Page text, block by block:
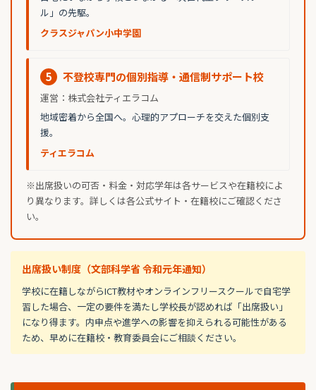
ル」の先駆。
クラスジャパン小中学園
5 不登校専門の個別指導・通信制サポート校
運営：株式会社ティエラコム
地域密着から全国へ。心理的アプローチを交えた個別支
援。
ティエラコム
※出席扱いの可否・料金・対応学年は各サービスや在籍校によ
り異なります。詳しくは各公式サイト・在籍校にご確認くださ
い。
出席扱い制度（文部科学省 令和元年通知）
学校に在籍しながらICT教材やオンラインフリースクールで自宅学
習した場合、一定の要件を満たし学校長が認めれば「出席扱い」
になり得ます。内申点や進学への影響を抑えられる可能性がある
ため、早めに在籍校・教育委員会にご相談ください。